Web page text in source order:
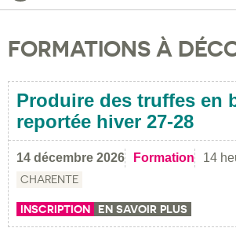
FORMATIONS À
Produire des truffes en
reportée hiver 27-28
14 décembre 2026 Formation 14
CHARENTE
INSCRIPTION EN SAVOIR PLUS